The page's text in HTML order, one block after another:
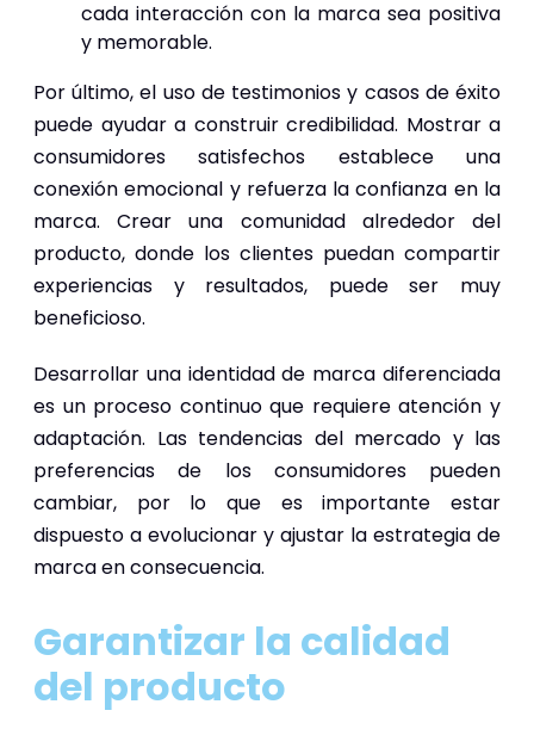
cada interacción con la marca sea positiva
y memorable.
Por último, el uso de testimonios y casos de éxito
puede ayudar a construir credibilidad. Mostrar a
consumidores satisfechos establece una
conexión emocional y refuerza la confianza en la
marca. Crear una comunidad alrededor del
producto, donde los clientes puedan compartir
experiencias y resultados, puede ser muy
beneficioso.
Desarrollar una identidad de marca diferenciada
es un proceso continuo que requiere atención y
adaptación. Las tendencias del mercado y las
preferencias de los consumidores pueden
cambiar, por lo que es importante estar
dispuesto a evolucionar y ajustar la estrategia de
marca en consecuencia.
Garantizar la calidad
del producto